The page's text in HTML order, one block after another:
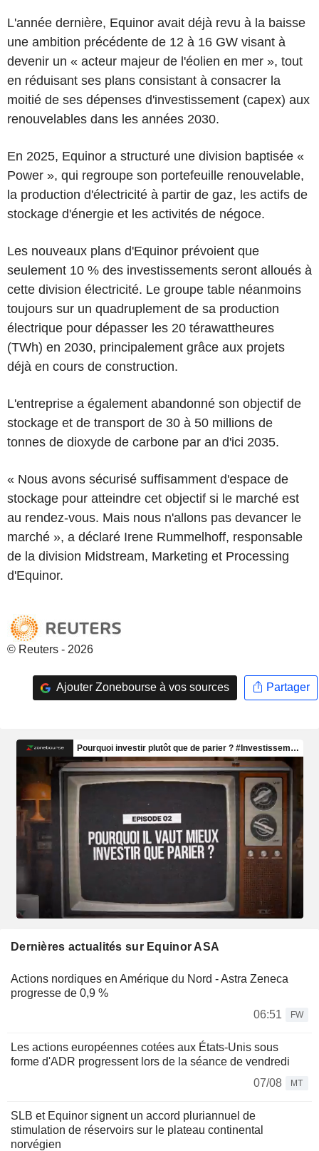
L'année dernière, Equinor avait déjà revu à la baisse
une ambition précédente de 12 à 16 GW visant à
devenir un « acteur majeur de l'éolien en mer », tout
en réduisant ses plans consistant à consacrer la
moitié de ses dépenses d'investissement (capex) aux
renouvelables dans les années 2030.
En 2025, Equinor a structuré une division baptisée «
Power », qui regroupe son portefeuille renouvelable,
la production d'électricité à partir de gaz, les actifs de
stockage d'énergie et les activités de négoce.
Les nouveaux plans d'Equinor prévoient que
seulement 10 % des investissements seront alloués à
cette division électricité. Le groupe table néanmoins
toujours sur un quadruplement de sa production
électrique pour dépasser les 20 térawattheures
(TWh) en 2030, principalement grâce aux projets
déjà en cours de construction.
L'entreprise a également abandonné son objectif de
stockage et de transport de 30 à 50 millions de
tonnes de dioxyde de carbone par an d'ici 2035.
« Nous avons sécurisé suffisamment d'espace de
stockage pour atteindre cet objectif si le marché est
au rendez-vous. Mais nous n'allons pas devancer le
marché », a déclaré Irene Rummelhoff, responsable
de la division Midstream, Marketing et Processing
d'Equinor.
© Reuters - 2026
Ajouter Zonebourse à vos sources Partager
Dernières actualités sur Equinor ASA
Actions nordiques en Amérique du Nord - Astra Zeneca
progresse de 0,9 %
06:51
FW
Les actions européennes cotées aux États-Unis sous
forme d'ADR progressent lors de la séance de vendredi
07/08
MT
SLB et Equinor signent un accord pluriannuel de
stimulation de réservoirs sur le plateau continental
norvégien